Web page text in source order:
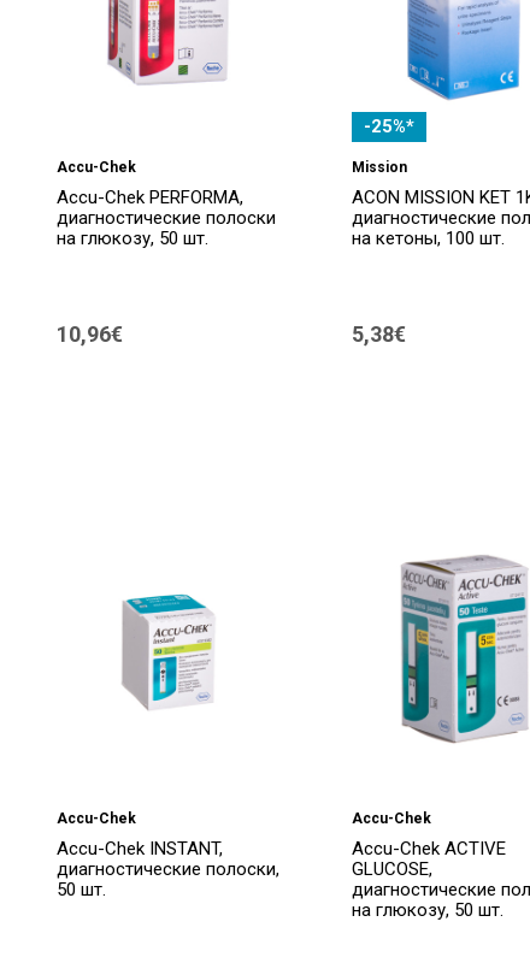
Accu-Chek
Accu-Chek PERFORMA,
диагностические полоски
на глюкозу, 50 шт.
10,96€
-25%*
Mission
ACON MISSION KET
диагностические
на кетоны, 100 шт.
5,38€
Accu-Chek
Accu-Chek INSTANT,
диагностические полоски,
50 шт.
Accu-Chek
Accu-Chek ACTIVE
GLUCOSE,
диагностические
на глюкозу, 50 шт.